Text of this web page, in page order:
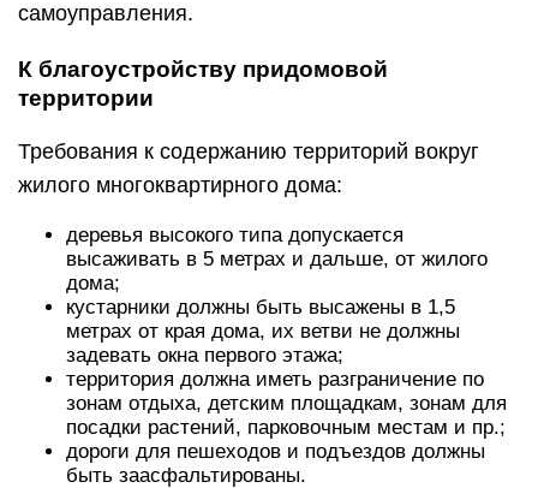
самоуправления.
К благоустройству придомовой
территории
Требования к содержанию территорий вокруг
жилого многоквартирного дома:
деревья высокого типа допускается
высаживать в 5 метрах и дальше, от жилого
дома;
кустарники должны быть высажены в 1,5
метрах от края дома, их ветви не должны
задевать окна первого этажа;
территория должна иметь разграничение по
зонам отдыха, детским площадкам, зонам для
посадки растений, парковочным местам и пр.;
дороги для пешеходов и подъездов должны
быть заасфальтированы.